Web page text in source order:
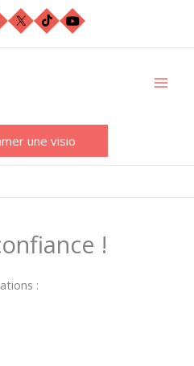
une visio
!
: